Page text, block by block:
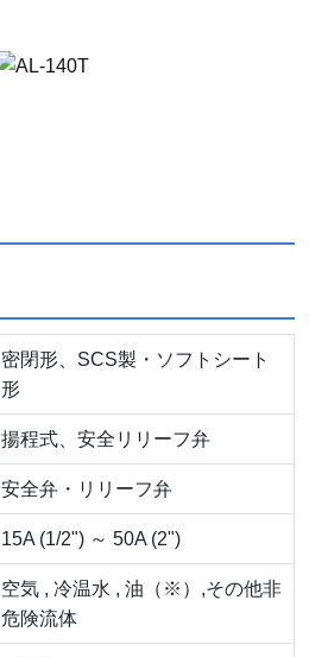
密閉形、SCS製・ソフトシート
形
揚程式、安全リリーフ弁
安全弁・リリーフ弁
15A (1/2") ～ 50A (2")
空気 , 冷温水 , 油（※）,その他非
危険流体